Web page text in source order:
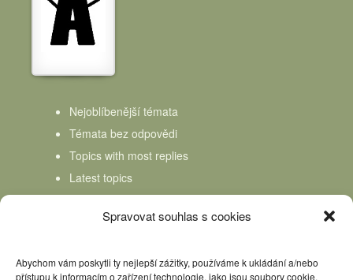
Spravovat souhlas s cookies
Abychom vám poskytli ty nejlepší zážitky, používáme k ukládání a/nebo
přístupu k informacím o zařízení technologie, jako jsou soubory cookie.
Nejoblíbenější témata
Témata bez odpovědi
Topics with most replies
Latest topics
Topics Freshness